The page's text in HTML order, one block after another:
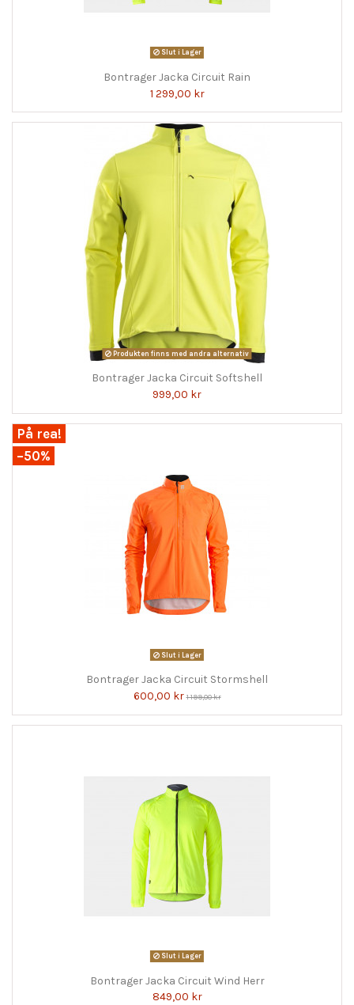
Slut i Lager
Bontrager Jacka Circuit Rain
1 299,00 kr
Produkten finns med andra alternativ
Bontrager Jacka Circuit Softshell
999,00 kr
På rea!
−50%
Slut i Lager
Bontrager Jacka Circuit Stormshell
600,00 kr1 199,00 kr
Slut i Lager
Bontrager Jacka Circuit Wind Herr
849,00 kr